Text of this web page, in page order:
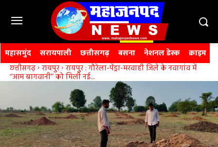
महासमुंद सरायपाली छत्तीसगढ़ बसना नेशनल डेस्क क्राइम
छत्तीसगढ़ रायपुर रायपुर : गौरेला-पेंड्रा-मरवाही जिले के नवागांव में
‘‘आम बागवानी’’ को मिली नई...